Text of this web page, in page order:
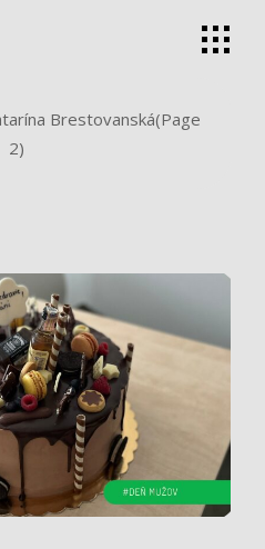
Brestovanská(Page
2)